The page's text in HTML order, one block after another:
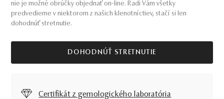
nie je možné obrúčky objednať on-line. Radi Vám všetky
predvedieme v niektorom z našich klenotníctiev, stačí si len
dohodnúť stretnutie.
DOHODNÚŤ STRETNUTIE
Certifikát z gemologického laboratória